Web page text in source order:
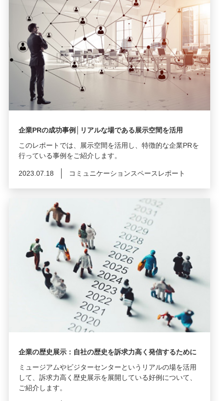
企業PRの成功事例│リアルな場である展示空間を活用
このレポートでは、展示空間を活用し、特徴的な企業PRを
行っている事例をご紹介します。
2023.07.18 コミュニケーションスペースレポート
企業の歴史展示：自社の歴史を訴求力高く発信するために
ミュージアムやビジターセンターというリアルの場を活用
して、訴求力高く歴史展示を展開している好例について、
ご紹介します。